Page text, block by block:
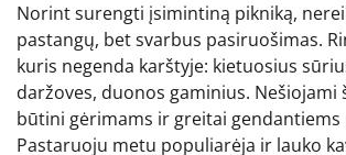
Norint surengti įsimintiną pikniką,
pastangų, bet svarbus pasiruošimas.
kuris negenda karštyje: kietuosius
daržoves, duonos gaminius. Nešiojami
būtini gėrimams ir greitai
Pastaruoju metu populiarėja ir lauko